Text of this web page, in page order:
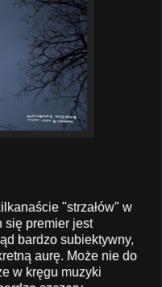
"strzałów" w
się premier jest
bardzo subiektywny,
aurę. Może nie do
w kręgu muzyki